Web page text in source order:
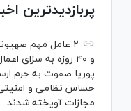
پربازدیدترین
و ۴۰ روزه به سزای
پوریا صفوت به جرم
حساس نظامی و امنیتی
مجازات آویخته شدند